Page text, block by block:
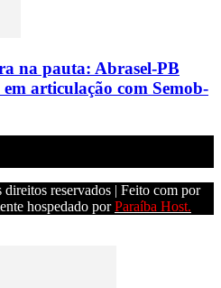
na pauta: Abrasel-PB
articulação com Semob-
reservados | Feito com por
hospedado porParaíba Host.